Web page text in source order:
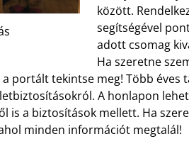
között.
segítségével
adott csomag
Ha szeretne
portált tekintse meg! Több éves
A honlapon
is a biztosítások mellett. Ha
minden információt megtalál!